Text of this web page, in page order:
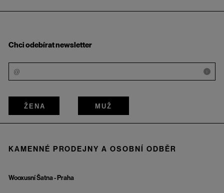
Chci odebírat newsletter
i
ŽENA MUŽ
KAMENNÉ PRODEJNY A OSOBNÍ ODBĚR
Wooxusní Šatna - Praha